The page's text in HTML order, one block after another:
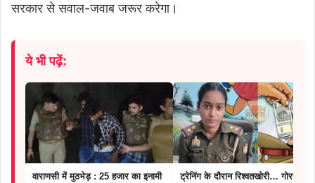
सरकार से सवाल-जवाब जरूर करेगा।
ये भी पढ़ें:
वाराणसी में मुठभेड़ : 25 हजार का इनामी
ट्रेनिंग के दौरान रिश्वतखोरी… गोरखपुर